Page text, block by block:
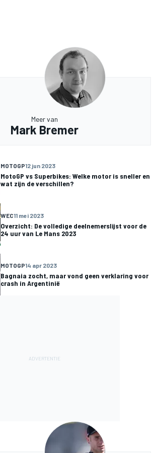
Meer van
Mark Bremer
MOTOGP12 jun 2023
MotoGP vs Superbikes: Welke motor is sneller en
wat zijn de verschillen?
WEC11 mei 2023
Overzicht: De volledige deelnemerslijst voor de
24 uur van Le Mans 2023
MOTOGP14 apr 2023
Bagnaia zocht, maar vond geen verklaring voor
crash in Argentinië